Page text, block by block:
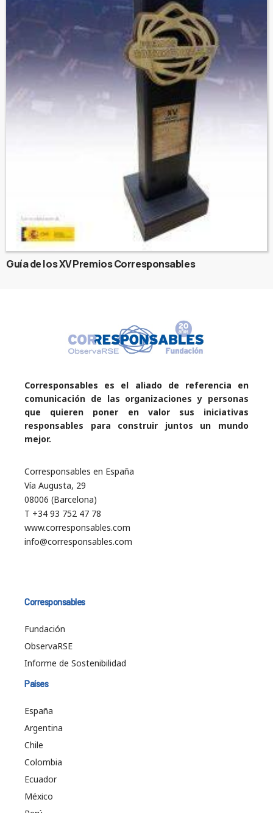
Guía de los XV Premios Corresponsables
Corresponsables es el aliado de referencia en
comunicación de las organizaciones y personas
que quieren poner en valor sus iniciativas
responsables para construir juntos un mundo
mejor.
Corresponsables en España
Vía Augusta, 29
08006 (Barcelona)
T +34 93 752 47 78
www.corresponsables.com
info@corresponsables.com
Corresponsables
Fundación
ObservaRSE
Informe de Sostenibilidad
Países
España
Argentina
Chile
Colombia
Ecuador
México